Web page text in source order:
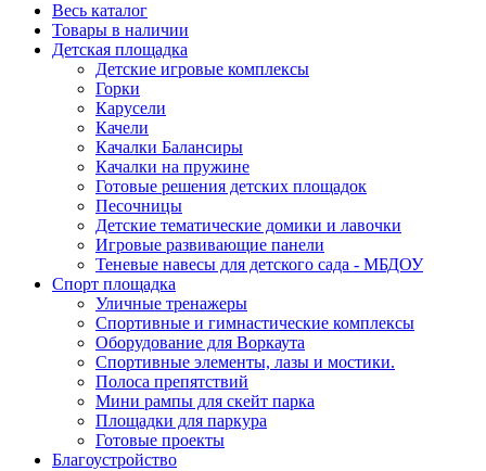
Весь каталог
Товары в наличии
Детская площадка
Детские игровые комплексы
Горки
Карусели
Качели
Качалки Балансиры
Качалки на пружине
Готовые решения детских площадок
Песочницы
Детские тематические домики и лавочки
Игровые развивающие панели
Теневые навесы для детского сада - МБДОУ
Спорт площадка
Уличные тренажеры
Спортивные и гимнастические комплексы
Оборудование для Воркаута
Спортивные элементы, лазы и мостики.
Полоса препятствий
Мини рампы для скейт парка
Площадки для паркура
Готовые проекты
Благоустройство